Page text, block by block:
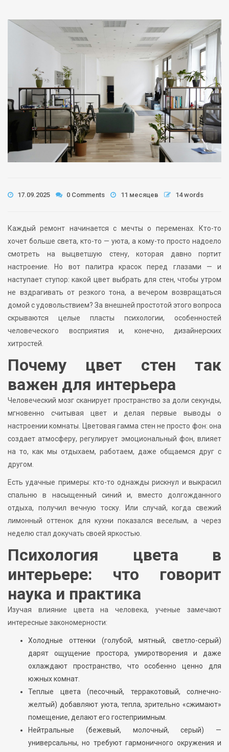
17.09.2025 0 Comments 11 месяцев 14 words
Каждый ремонт начинается с мечты о переменах. Кто-то
хочет больше света, кто-то — уюта, а кому-то просто надоело
смотреть на выцветшую стену, которая давно портит
настроение. Но вот палитра красок перед глазами — и
наступает ступор: какой цвет выбрать для стен, чтобы утром
не вздрагивать от резкого тона, а вечером возвращаться
домой с удовольствием? За внешней простотой этого вопроса
скрываются целые пласты психологии, особенностей
человеческого восприятия и, конечно, дизайнерских
хитростей.
Почему цвет стен так
важен для интерьера
Человеческий мозг сканирует пространство за доли секунды,
мгновенно считывая цвет и делая первые выводы о
настроении комнаты. Цветовая гамма стен не просто фон: она
создает атмосферу, регулирует эмоциональный фон, влияет
на то, как мы отдыхаем, работаем, даже общаемся друг с
другом.
Есть удачные примеры: кто-то однажды рискнул и выкрасил
спальню в насыщенный синий и, вместо долгожданного
отдыха, получил вечную тоску. Или случай, когда свежий
лимонный оттенок для кухни показался веселым, а через
неделю стал докучать своей яркостью.
Психология цвета в
интерьере: что говорит
наука и практика
Изучая влияние цвета на человека, ученые замечают
интересные закономерности:
Холодные оттенки (голубой, мятный, светло-серый)
дарят ощущение простора, умиротворения и даже
охлаждают пространство, что особенно ценно для
южных комнат.
Теплые цвета (песочный, терракотовый, солнечно-
желтый) добавляют уюта, тепла, зрительно «сжимают»
помещение, делают его гостеприимным.
Нейтральные (бежевый, молочный, серый) —
универсальны, но требуют гармоничного окружения и